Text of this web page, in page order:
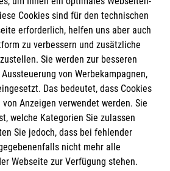
Cookies sind für den technischen
erforderlich, helfen uns aber auch
zu verbessern und zusätzliche
Sie werden zur besseren
von Werbekampagnen,
Das bedeutet, dass Cookies
Anzeigen verwendet werden. Sie
welche Kategorien Sie zulassen
Sie jedoch, dass bei fehlender
nicht mehr alle
Webseite zur Verfügung stehen.